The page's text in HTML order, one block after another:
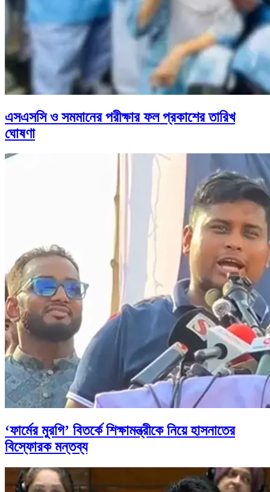
এসএসসি ও সমমানের পরীক্ষার ফল প্রকাশের তারিখ
ঘোষণা
‘ফার্মের মুরগি’ বিতর্কে শিক্ষামন্ত্রীকে নিয়ে হাসনাতের
বিস্ফোরক মন্তব্য